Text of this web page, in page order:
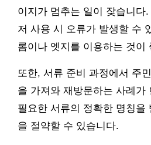
이지가 멈추는 일이 잦습니다
저 사용 시 오류가 발생할 수
롬이나 엣지를 이용하는 것이
또한, 서류 준비 과정에서 주
을 가져와 재방문하는 사례가
필요한 서류의 정확한 명칭을
을 절약할 수 있습니다.